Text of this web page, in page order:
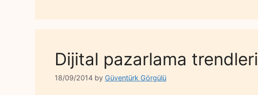
Dijital pazarlama trendleri
18/09/2014 by Güventürk Görgülü